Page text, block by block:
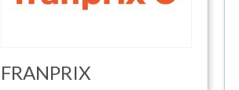
FRANPRIX